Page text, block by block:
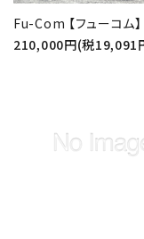
Fu-Com 【フューコム】
210,000円(税19,091